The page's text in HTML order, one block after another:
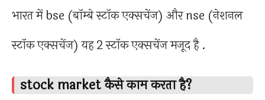
भारत में bse (बॉम्बे स्टॉक एक्सचेंज) और nse (नेशनल
स्टॉक एक्सचेंज) यह 2 स्टॉक एक्सचेंज मजूद है .
stock market कैसे काम करता है?